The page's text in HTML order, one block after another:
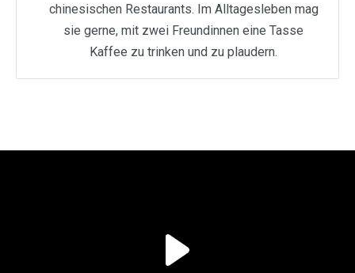
chinesischen Restaurants. Im Alltagesleben mag
sie gerne, mit zwei Freundinnen eine Tasse
Kaffee zu trinken und zu plaudern.